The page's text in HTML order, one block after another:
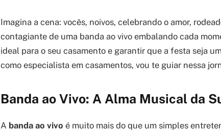
Imagina a cena: vocês, noivos, celebrando o amor,
contagiante de uma banda ao vivo embalando cada
ideal para o seu casamento e garantir que a festa seja
como especialista em casamentos, vou te guiar nessa
Banda ao Vivo: A Alma Musical da
A banda ao vivo é muito mais do que um simples